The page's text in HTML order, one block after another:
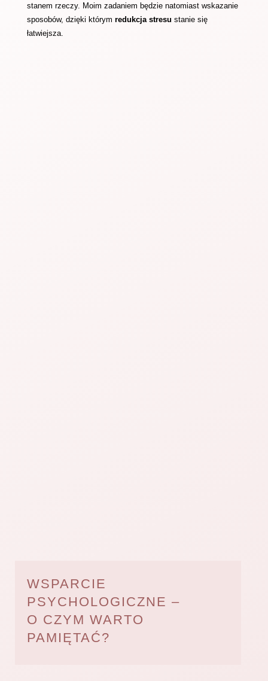
stanem rzeczy. Moim zadaniem będzie natomiast wskazanie
sposobów, dzięki którym redukcja stresu stanie się
łatwiejsza.
WSPARCIE
PSYCHOLOGICZNE –
O CZYM WARTO
PAMIĘTAĆ?